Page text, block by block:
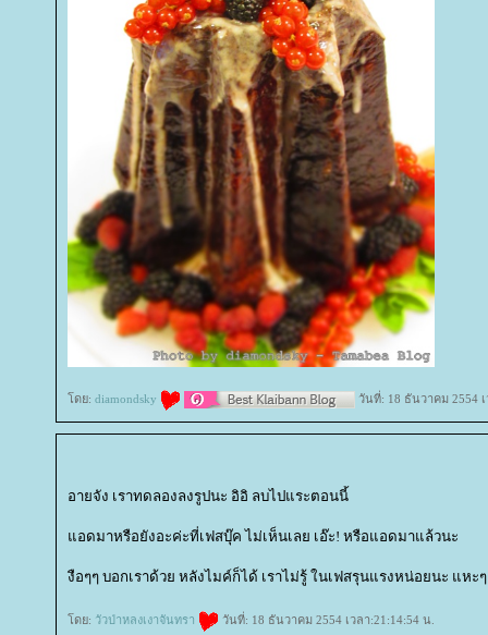
ดย: diamondsky วันที่: 18 ธันวาคม 2554
อายจัง เราทดลองลงรูปนะ อิอิ ลบไปแระตอนนี้
อดมาหรือยังอะค่ะที่เฟสบุ๊ค ไม่เห็นเลย เอ๊ะ! หรือแอดมาแล้วนะ
งือๆๆ บอกเราด้วย หลังไมค์ก็ได้ เราไม่รู้ ในเฟสรุนแรงหน่อยนะ แหะๆ
ดย: วัวป่าหลงเงาจันทรา วันที่: 18 ธันวาคม 2554 เวลา:21:14:54 น.